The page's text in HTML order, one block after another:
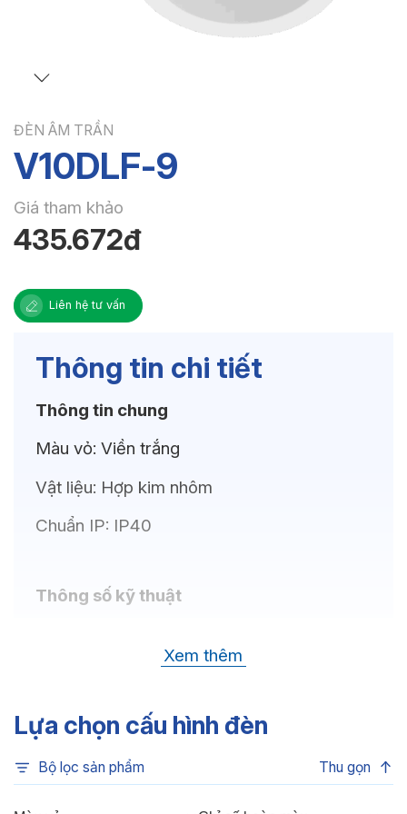
ĐÈN ÂM TRẦN
V10DLF-9
Giá tham khảo
435.672đ
Liên hệ tư vấn
Thông tin chi tiết
Thông tin chung
Màu vỏ: Viền trắng
Vật liệu: Hợp kim nhôm
Chuẩn IP: IP40
Thông số kỹ thuật
6500K, 4000K, 3500K,
Chỉ số hoàn màu: CRI80
Quang thông:945lm(C), 945lm(N),
Xem thêm
Lựa chọn cấu hình đèn
Bộ lọc sản phẩm Thu gọn